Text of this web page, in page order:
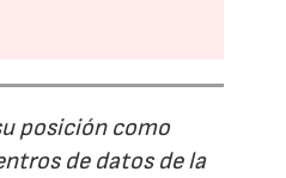
posición como
de datos de la